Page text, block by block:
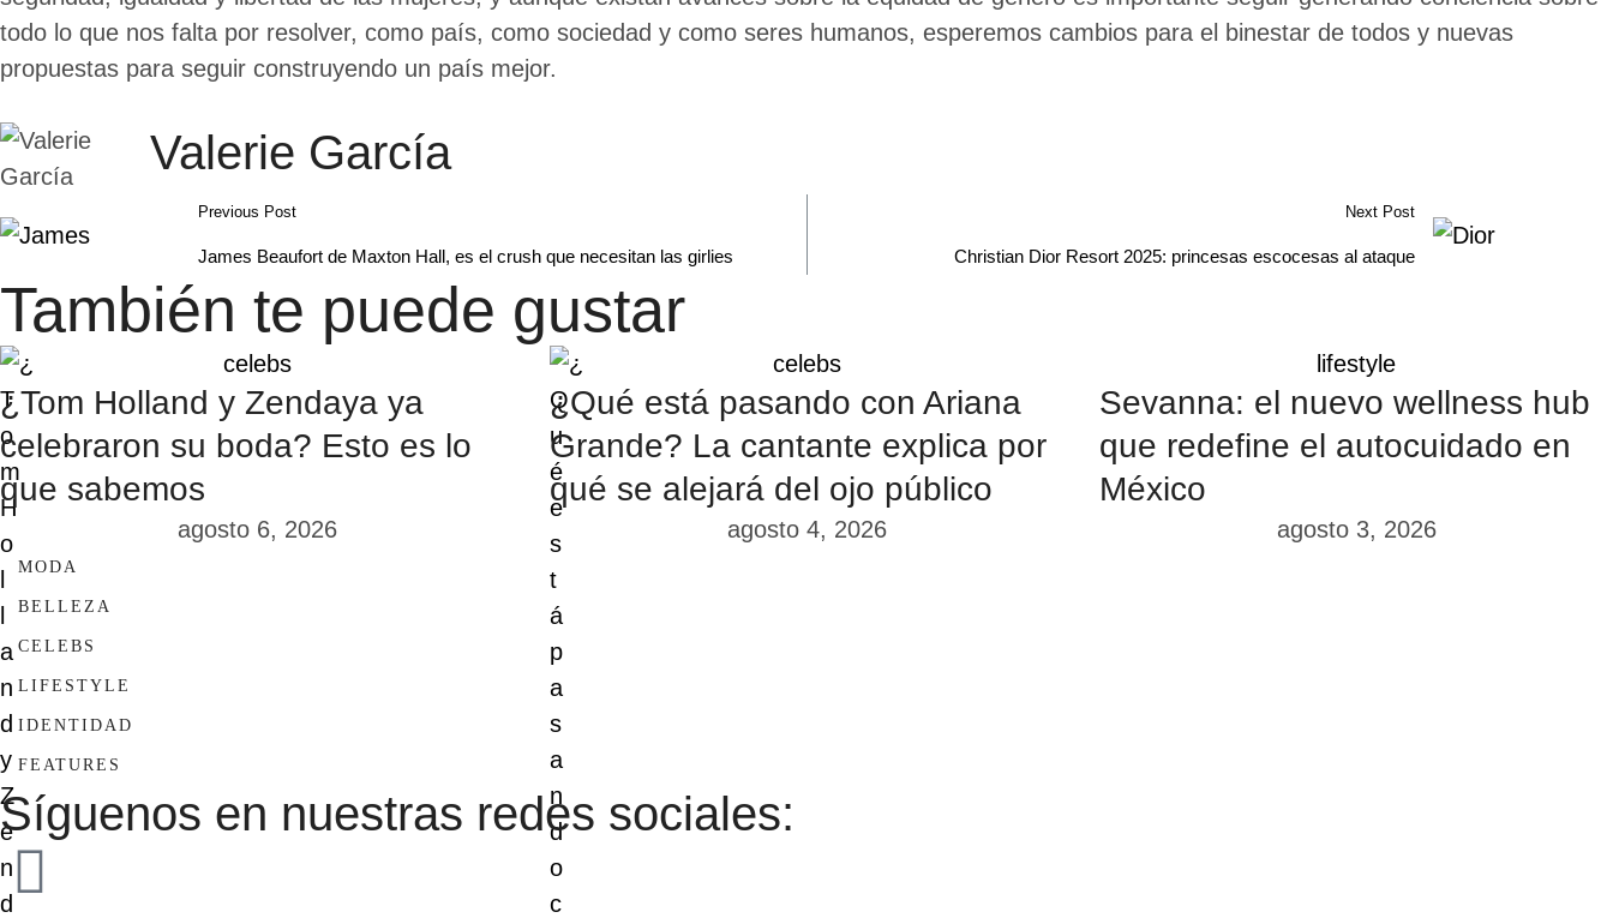
todo lo que nos falta por resolver, como país, como sociedad y como seres humanos, esperemos cambios para el binestar de todos y nuevas
propuestas para seguir construyendo un país mejor.
Valerie García
Previous Post
James Beaufort de Maxton Hall, es el crush que necesitan las girlies
Next Post
Christian Dior Resort 2025: princesas escocesas al ataque
También te puede gustar
celebs
¿Tom Holland y Zendaya ya
celebraron su boda? Esto es lo
que sabemos
agosto 6, 2026
celebs
¿Qué está pasando con Ariana
Grande? La cantante explica por
qué se alejará del ojo público
agosto 4, 2026
lifestyle
Sevanna: el nuevo wellness hub
que redefine el autocuidado en
México
agosto 3, 2026
MODA
BELLEZA
CELEBS
LIFESTYLE
IDENTIDAD
FEATURES
Síguenos en nuestras redes sociales: